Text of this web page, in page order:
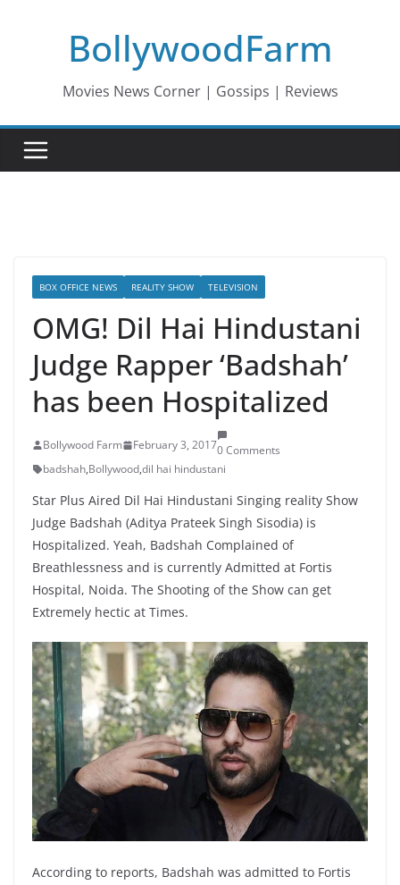
BollywoodFarm
Movies News Corner | Gossips | Reviews
BOX OFFICE NEWS REALITY SHOW TELEVISION
OMG! Dil Hai Hindustani
Judge Rapper ‘Badshah’
has been Hospitalized
Bollywood Farm February 3, 20170 Comments
badshah,Bollywood,dil hai hindustani
Star Plus Aired Dil Hai Hindustani Singing reality Show
Judge Badshah (Aditya Prateek Singh Sisodia) is
Hospitalized. Yeah, Badshah Complained of
Breathlessness and is currently Admitted at Fortis
Hospital, Noida. The Shooting of the Show can get
Extremely hectic at Times.
According to reports, Badshah was admitted to Fortis